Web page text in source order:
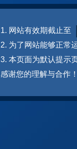
1. 网站有效期截止至
2. 为了网站能够正常
3. 本页面为默认提示
感谢您的理解与合作！